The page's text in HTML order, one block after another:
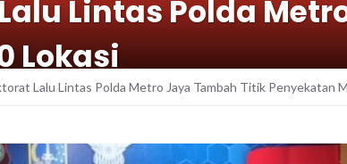
Lintas Polda
Lokasi
Lalu Lintas Polda Metro Jaya Tambah Titik Penyekatan